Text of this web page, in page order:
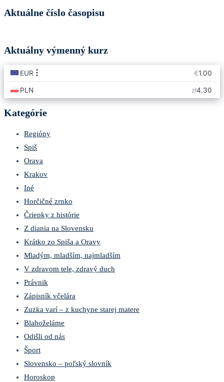
Aktuálne číslo časopisu
Aktuálny výmenný kurz
Kategórie
Regióny
Spiš
Orava
Krakov
Iné
Horčičné zrnko
Čriepky z histórie
Z diania na Slovensku
Krátko zo Spiša a Oravy
Mladým, mladším, najmladším
V zdravom tele, zdravý duch
Právnik
Zápisník včelára
Zuzka varí – z kuchyne starej matere
Blahoželáme
Odišli od nás
Šport
Slovensko – poľský slovník
Horoskop